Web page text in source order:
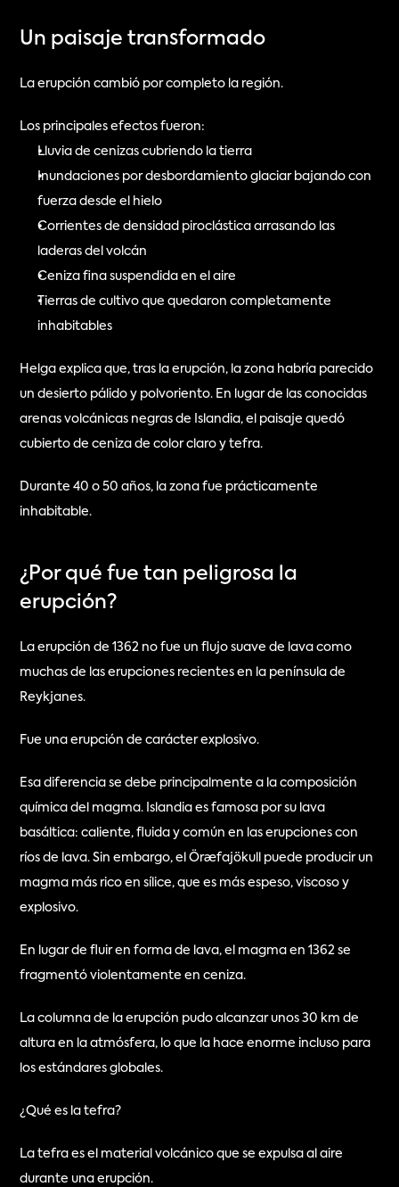
Un paisaje transformado
La erupción cambió por completo la región.
Los principales efectos fueron:
Lluvia de cenizas cubriendo la tierra
Inundaciones por desbordamiento glaciar bajando con
fuerza desde el hielo
Corrientes de densidad piroclástica arrasando las
laderas del volcán
Ceniza fina suspendida en el aire
Tierras de cultivo que quedaron completamente
inhabitables
Helga explica que, tras la erupción, la zona habría parecido
un desierto pálido y polvoriento. En lugar de las conocidas
arenas volcánicas negras de Islandia, el paisaje quedó
cubierto de ceniza de color claro y tefra.
Durante 40 o 50 años, la zona fue prácticamente
inhabitable.
¿Por qué fue tan peligrosa la
erupción?
La erupción de 1362 no fue un flujo suave de lava como
muchas de las erupciones recientes en la península de
Reykjanes.
Fue una erupción de carácter explosivo.
Esa diferencia se debe principalmente a la composición
química del magma. Islandia es famosa por su lava
basáltica: caliente, fluida y común en las erupciones con
ríos de lava. Sin embargo, el Öræfajökull puede producir un
magma más rico en sílice, que es más espeso, viscoso y
explosivo.
En lugar de fluir en forma de lava, el magma en 1362 se
fragmentó violentamente en ceniza.
La columna de la erupción pudo alcanzar unos 30 km de
altura en la atmósfera, lo que la hace enorme incluso para
los estándares globales.
¿Qué es la tefra?
La tefra es el material volcánico que se expulsa al aire
durante una erupción.